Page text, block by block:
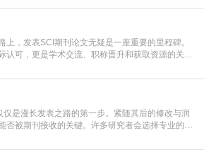
专属口令(如【家电补贴1637】、【国补立省
，以页面显示为准)进入补贴专场。淘宝/天猫也可
上，发表SCI期刊论文无疑是一座重要的里程碑。
认可，更是学术交流、职称晋升和获取资源的关键
回应，每一步都需要精心的策略与扎实的工作。本
大家介绍“发SCI文章”。一、精准定位是成功的第
问题是“投
是漫长发表之路的第一步。紧随其后的修改与润
否被期刊接收的关键。许多研究者会选择专业的语
学术写作的理解。如何系统、高效地打磨自己的论
更符合国际期刊的要求，是每位研究者值得投入学